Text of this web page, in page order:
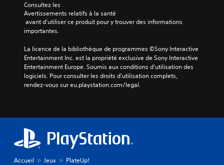
Consultez les
Avertissements relatifs à la santé
importantes.
La licence de la bibliothèque de programmes ©Sony Interactive
Entertainment Inc. est la propriété exclusive de Sony Interactive
Entertainment Europe. Soumis aux conditions d’utilisation des
logiciels. Pour consulter les droits d’utilisation complets,
rendez-vous sur eu.playstation.com/legal.
Accueil Jeux PlateUp!